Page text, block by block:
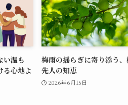
い温も
る心地よ
梅雨の揺らぎに寄り添う、
先人の知恵
2026年6月15日